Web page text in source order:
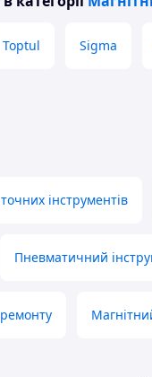
Toptul Sigma
інструментів
Пневматичний